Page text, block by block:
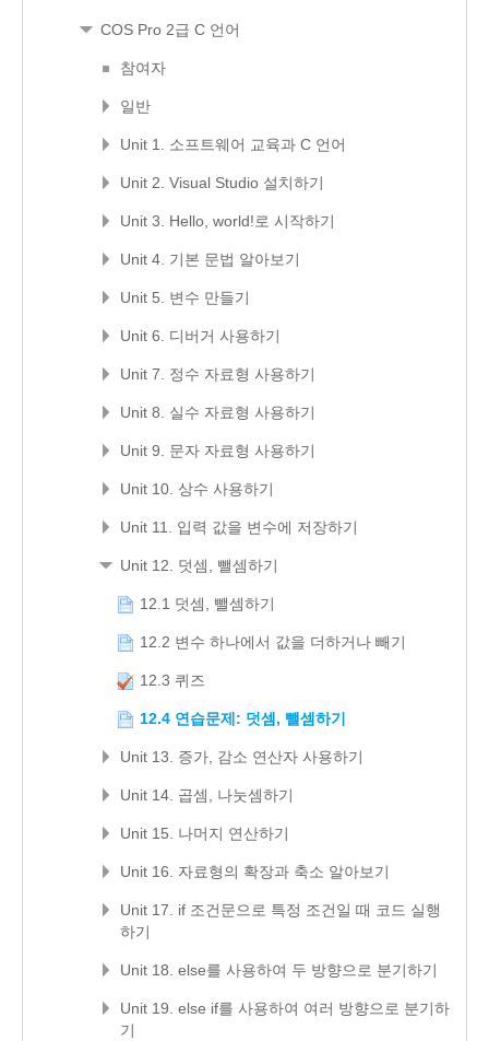
COS Pro 2급 C 언어
참여자
일반
Unit 1. 소프트웨어 교육과 C 언어
Unit 2. Visual Studio 설치하기
Unit 3. Hello, world!로 시작하기
Unit 4. 기본 문법 알아보기
Unit 5. 변수 만들기
Unit 6. 디버거 사용하기
Unit 7. 정수 자료형 사용하기
Unit 8. 실수 자료형 사용하기
Unit 9. 문자 자료형 사용하기
Unit 10. 상수 사용하기
Unit 11. 입력 값을 변수에 저장하기
Unit 12. 덧셈, 뺄셈하기
12.1 덧셈, 뺄셈하기
12.2 변수 하나에서 값을 더하거나 빼기
12.3 퀴즈
12.4 연습문제: 덧셈, 뺄셈하기
Unit 13. 증가, 감소 연산자 사용하기
Unit 14. 곱셈, 나눗셈하기
Unit 15. 나머지 연산하기
Unit 16. 자료형의 확장과 축소 알아보기
Unit 17. if 조건문으로 특정 조건일 때 코드 실행
하기
Unit 18. else를 사용하여 두 방향으로 분기하기
Unit 19. else if를 사용하여 여러 방향으로 분기하
기